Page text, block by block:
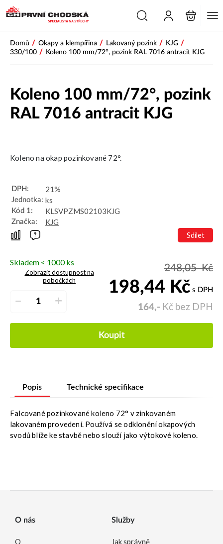
Domů / Okapy a klempířina / Lakovaný pozink / KJG /
330/100 / Koleno 100 mm/72°, pozink RAL 7016 antracit KJG
Koleno 100 mm/72°, pozink
RAL 7016 antracit KJG
Koleno na okap pozinkované 72°.
DPH: 21%
Jednotka: ks
Kód 1: KLSVPZMS02103KJG
Značka: KJG
Sdílet
Skladem < 1000 ks
Zobrazit dostupnost na
pobočkách
– +
248,05Kč
198,44 Kč s DPH
164,- Kč bez DPH
Koupit
Popis Technické specifikace
Falcované pozinkované koleno 72° v zinkovaném
lakovaném provedení. Používá se odklonění okapových
svodů blíže ke stavbě nebo slouží jako výtokové koleno.
O nás
O
Služby
Jak správně